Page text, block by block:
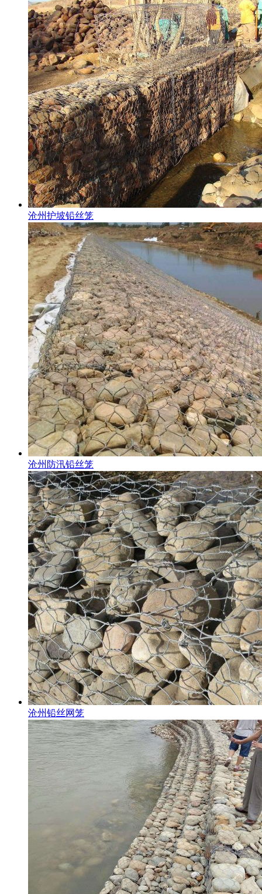
沧州护坡铅丝笼
沧州防汛铅丝笼
沧州铅丝网笼